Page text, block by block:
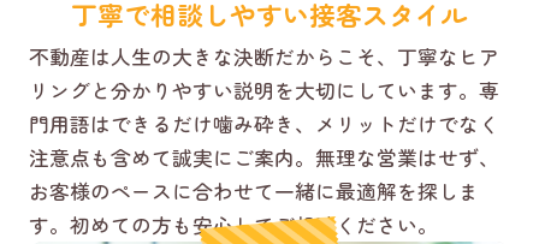
丁寧で相談しやすい接客スタイル
不動産は人生の大きな決断だからこそ、丁寧なヒア
リングと分かりやすい説明を大切にしています。専
門用語はできるだけ噛み砕き、メリットだけでなく
注意点も含めて誠実にご案内。無理な営業はせず、
お客様のペースに合わせて一緒に最適解を探しま
す。初めての方も安心してご相談ください。